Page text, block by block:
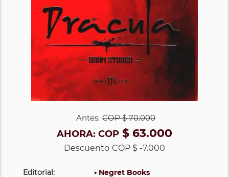
Antes: COP$ 70.000
AHORA: COP $ 63.000
Descuento COP $ -7.000
Editorial:
Negret Books